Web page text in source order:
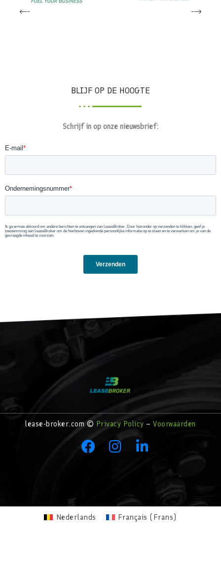
BLIJF OP DE HOOGTE
Schrijf in op onze nieuwsbrief:
lease-broker.com © Privacy Policy –Voorwaarden
Nederlands Français ( Frans)